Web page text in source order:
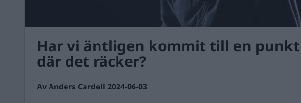
Har vi äntligen kommit till en punkt
där det räcker?
Av Anders Cardell 2024-06-03